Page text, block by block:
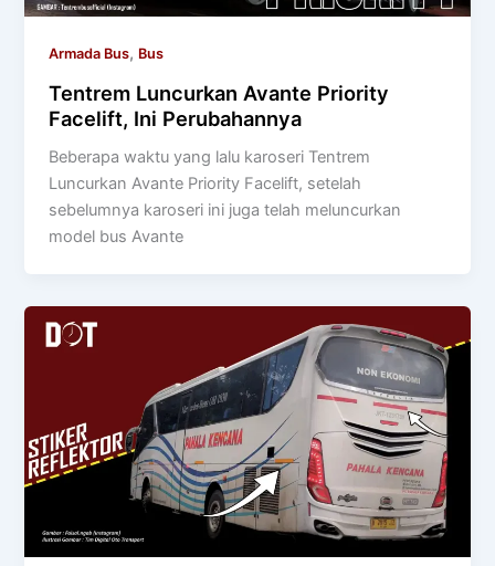
Armada Bus, Bus
Tentrem Luncurkan Avante Priority
Facelift, Ini Perubahannya
Beberapa waktu yang lalu karoseri Tentrem
Luncurkan Avante Priority Facelift, setelah
sebelumnya karoseri ini juga telah meluncurkan
model bus Avante